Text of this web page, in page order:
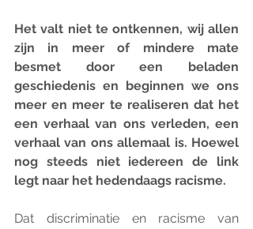
Het valt niet te ontkennen, wij allen
zijn in meer of mindere mate
besmet door een beladen
geschiedenis en beginnen we ons
meer en meer te realiseren dat het
een verhaal van ons verleden, een
verhaal van ons allemaal is. Hoewel
nog steeds niet iedereen de link
legt naar het hedendaags racisme.
Dat discriminatie en racisme van